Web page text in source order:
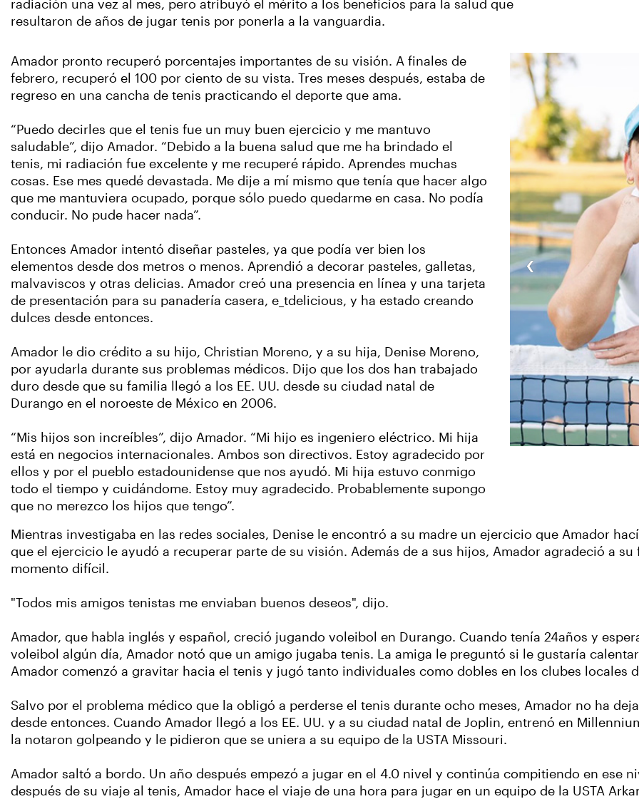
radiación una vez al mes, pero atribuyó el mérito a los beneficios para la salud que
resultaron de años de jugar tenis por ponerla a la vanguardia.
Amador pronto recuperó porcentajes importantes de su visión. A finales de
febrero, recuperó el 100 por ciento de su vista. Tres meses después, estaba de
regreso en una cancha de tenis practicando el deporte que ama.
“Puedo decirles que el tenis fue un muy buen ejercicio y me mantuvo
saludable”, dijo Amador. “Debido a la buena salud que me ha brindado el
tenis, mi radiación fue excelente y me recuperé rápido. Aprendes muchas
cosas. Ese mes quedé devastada. Me dije a mí mismo que tenía que hacer algo
que me mantuviera ocupado, porque sólo puedo quedarme en casa. No podía
conducir. No pude hacer nada”.
Entonces Amador intentó diseñar pasteles, ya que podía ver bien los
elementos desde dos metros o menos. Aprendió a decorar pasteles, galletas,
malvaviscos y otras delicias. Amador creó una presencia en línea y una tarjeta
de presentación para su panadería casera, e_tdelicious, y ha estado creando
dulces desde entonces.
Amador le dio crédito a su hijo, Christian Moreno, y a su hija, Denise Moreno,
por ayudarla durante sus problemas médicos. Dijo que los dos han trabajado
duro desde que su familia llegó a los EE. UU. desde su ciudad natal de
Durango en el noroeste de México en 2006.
“Mis hijos son increíbles”, dijo Amador. “Mi hijo es ingeniero eléctrico. Mi hija
está en negocios internacionales. Ambos son directivos. Estoy agradecido por
ellos y por el pueblo estadounidense que nos ayudó. Mi hija estuvo conmigo
todo el tiempo y cuidándome. Estoy muy agradecido. Probablemente supongo
que no merezco los hijos que tengo”.
‹
Mientras investigaba en las redes sociales, Denise le encontró a su madre un ejercicio que Amador
que el ejercicio le ayudó a recuperar parte de su visión. Además de a sus hijos, Amador agradeció a
momento difícil.
"Todos mis amigos tenistas me enviaban buenos deseos", dijo.
Amador, que habla inglés y español, creció jugando voleibol en Durango. Cuando tenía 24años y
voleibol algún día, Amador notó que un amigo jugaba tenis. La amiga le preguntó si le gustaría
Amador comenzó a gravitar hacia el tenis y jugó tanto individuales como dobles en los clubes locales
Salvo por el problema médico que la obligó a perderse el tenis durante ocho meses, Amador no ha
desde entonces. Cuando Amador llegó a los EE. UU. y a su ciudad natal de Joplin, entrenó en
la notaron golpeando y le pidieron que se uniera a su equipo de la USTA Missouri.
Amador saltó a bordo. Un año después empezó a jugar en el 4.0 nivel y continúa compitiendo en ese
después de su viaje al tenis, Amador hace el viaje de una hora para jugar en un equipo de la USTA